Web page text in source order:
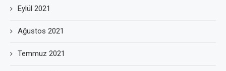
Eylül 2021
Ağustos 2021
Temmuz 2021